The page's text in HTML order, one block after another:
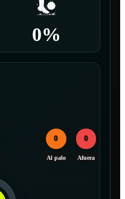
0%
0
Al palo
0
Afuera